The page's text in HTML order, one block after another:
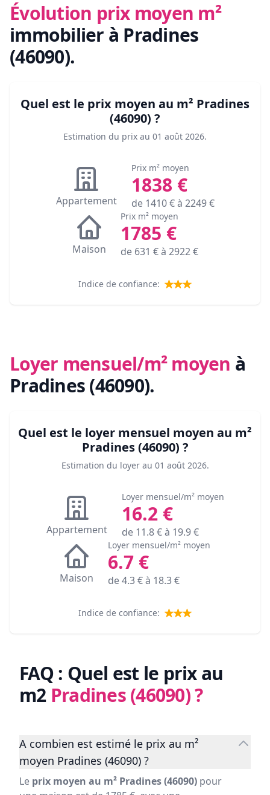
Évolution prix moyen m²
immobilier à Pradines
(46090).
Quel est le prix moyen au m² Pradines
(46090) ?
Estimation du prix au 01 août 2026.
Appartement
Prix m² moyen
1838 €
de 1410€ à 2249€
Maison
Prix m² moyen
1785 €
de 631 € à 2922€
Indice de confiance:
Loyer mensuel/m² moyen à
Pradines (46090).
Quel est le loyer mensuel moyen au m²
Pradines (46090) ?
Estimation du loyer au 01 août 2026.
Appartement
Loyer mensuel/m² moyen
16.2€
de 11.8€ à 19.9€
Maison
Loyer mensuel/m² moyen
6.7 €
de4.3€ à 18.3€
Indice de confiance:
FAQ : Quel est le prix au
m2 Pradines (46090)?
A combien est estimé le prix au m²
moyen Pradines (46090) ?
Le prix moyen au m² Pradines (46090) pour